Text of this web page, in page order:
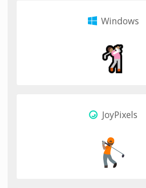
Windows
JoyPixels